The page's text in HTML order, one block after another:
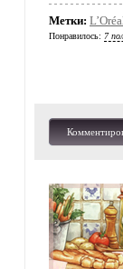
Метки:
Понравилось: 7